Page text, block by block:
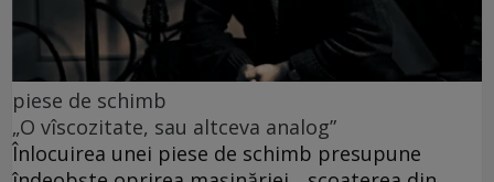
piese de schimb
„O vîscozitate, sau altceva analog”
Înlocuirea unei piese de schimb presupune